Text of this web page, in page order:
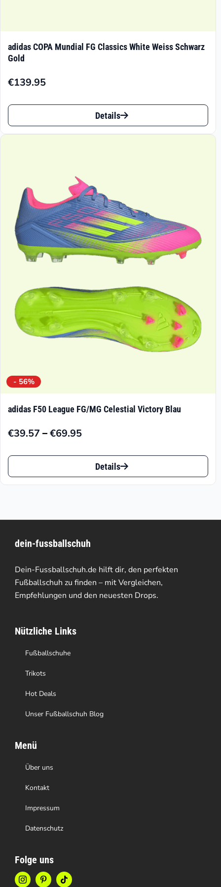
adidas COPA Mundial FG Classics White Weiss Schwarz
Gold
€139.95
Dieses
Produkt
auf.
Die
Optionen
können
Produktseite
gewählt
werden
Details
- 56%
adidas F50 League FG/MG Celestial Victory Blau
€39.57 –€69.95
Preisspanne:
€39.57
€69.95
Dieses
Produkt
auf.
Die
Optionen
können
der
Produktseite
gewählt
werden
Details
dein-fussballschuh
Dein-Fussballschuh.de hilft dir, den perfekten
Fußballschuh zu finden – mit Vergleichen,
Empfehlungen und den neuesten Drops.
Nützliche Links
Fußballschuhe
Trikots
Hot Deals
Unser Fußballschuh Blog
Menü
Über uns
Kontakt
Impressum
Datenschutz
Folge uns